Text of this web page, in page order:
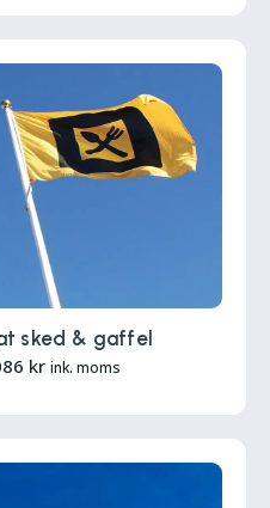
sked & gaffel
kr ink. moms